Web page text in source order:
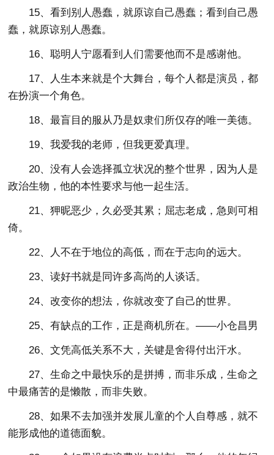
15、看到别人愚蠢，就原谅自己愚蠢；看到自己愚
蠢，就原谅别人愚蠢。
16、聪明人宁愿看到人们需要他而不是感谢他。
17、人生本来就是个大舞台，每个人都是演员，都
在扮演一个角色。
18、最盲目的服从乃是奴隶们所仅存的唯一美德。
19、我爱我的老师，但我更爱真理。
20、没有人会选择孤立状况的整个世界，因为人是
政治生物，他的本性要求与他一起生活。
21、狎昵恶少，久必受其累；屈志老成，急则可相
倚。
22、人不在于地位的高低，而在于志向的远大。
23、读好书就是同许多高尚的人谈话。
24、改变你的想法，你就改变了自己的世界。
25、有缺点的工作，正是商机所在。——小仓昌男
26、文凭高低关系不大，关键是舍得付出汗水。
27、生命之中最快乐的是拼搏，而非乐成，生命之
中最痛苦的是懒散，而非失败。
28、如果不去加强并发展儿童的个人自尊感，就不
能形成他的道德面貌。